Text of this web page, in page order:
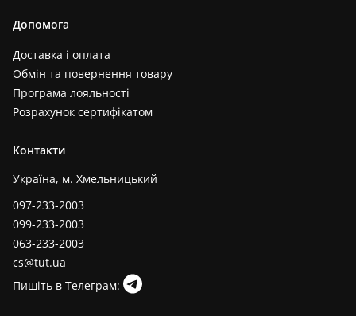
Допомога
Доставка і оплата
Обмін та повернення товару
Програма лояльності
Розрахунок сертифікатом
Контакти
Україна, м. Хмельницький
097-233-2003
099-233-2003
063-233-2003
cs@tut.ua
Пишіть в Телеграм: